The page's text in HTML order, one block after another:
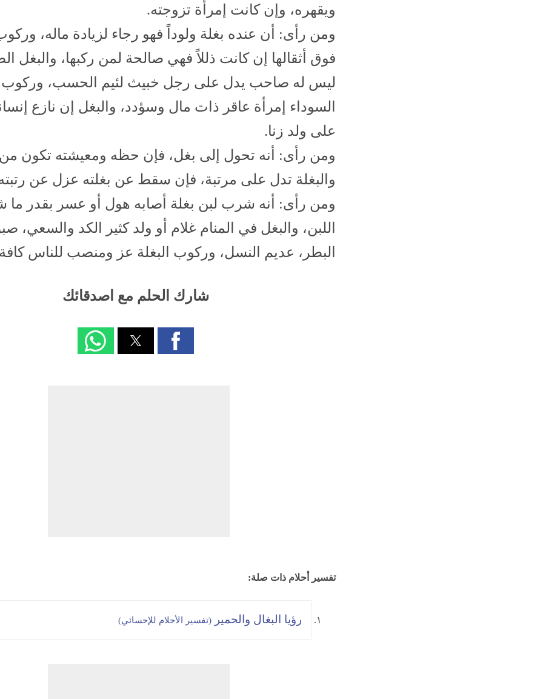
ويقهره، وإن كانت إمرأة تزوجته.
ومن رأى: أن عنده بغلة ولوداً فهو رجاء لزيادة ماله،
فوق أثقالها إن كانت ذللاً فهي صالحة لمن ركبها، والبغل
ليس له صاحب يدل على رجل خبيث لئيم الحسب، وركوب
السوداء إمرأة عاقر ذات مال وسؤدد، والبغل إن نازع
على ولد زنا.
ومن رأى: أنه تحول إلى بغل، فإن حظه ومعيشته تكون
والبغلة تدل على مرتبة، فإن سقط عن بغلته عزل عن
ومن رأى: أنه شرب لبن بغلة أصابه هول أو عسر بقدر
اللبن، والبغل في المنام غلام أو ولد كثير الكد والسعي،
البطر، عديم النسل، وركوب البغلة عز ومنصب للناس
شارك الحلم مع اصدقائك
تفسير أحلام ذات صلة:
رؤيا البغال والحمير (تفسير الأحلام للإحسائي)